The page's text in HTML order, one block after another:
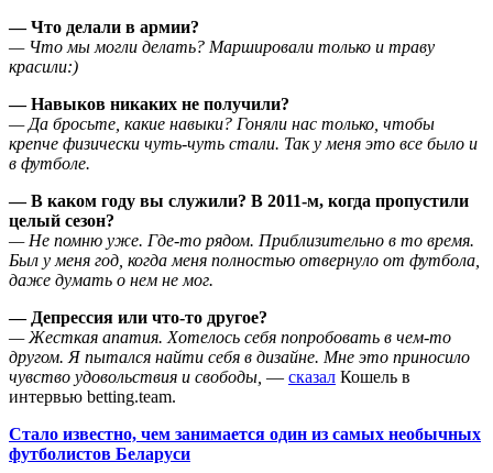
— Что делали в армии?
— Что мы могли делать? Маршировали только и траву
красили:)
— Навыков никаких не получили?
— Да бросьте, какие навыки? Гоняли нас только, чтобы
крепче физически чуть-чуть стали. Так у меня это все было и
в футболе.
— В каком году вы служили? В 2011-м, когда пропустили
целый сезон?
— Не помню уже. Где-то рядом. Приблизительно в то время.
Был у меня год, когда меня полностью отвернуло от футбола,
даже думать о нем не мог.
— Депрессия или что-то другое?
— Жесткая апатия. Хотелось себя попробовать в чем-то
другом. Я пытался найти себя в дизайне. Мне это приносило
чувство удовольствия и свободы, — сказал Кошель в
интервью betting.team.
Стало известно, чем занимается один из самых необычных
футболистов Беларуси